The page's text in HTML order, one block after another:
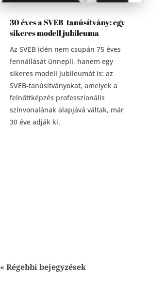
30 éves a SVEB-tanúsítvány: egy
sikeres modell jubileuma
Az SVEB idén nem csupán 75 éves
fennállását ünnepli, hanem egy
sikeres modell jubileumát is: az
SVEB-tanúsítványokat, amelyek a
felnőttképzés professzionális
színvonalának alapjává váltak, már
30 éve adják ki.
« Régebbi bejegyzések